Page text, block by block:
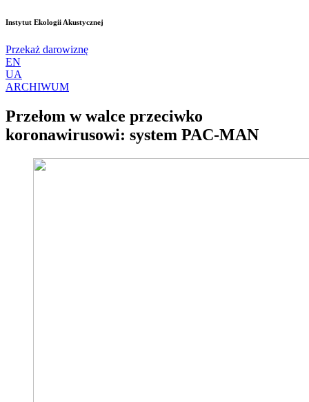
Instytut Ekologii Akustycznej
Przekaż darowiznę
EN
UA
ARCHIWUM
Przełom w walce przeciwko
koronawirusowi: system PAC-MAN